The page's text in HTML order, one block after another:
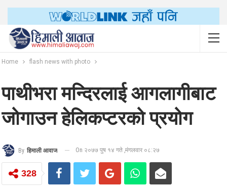
Home flash news with photo
पाथीभरा मन्दिरलाई आगलागीबाट
जोगाउन हेलिकप्टरको प्रयोग
By हिमाली आवाज On २०७७ पुष १४ गते ,मंगलवार ०८:२७
328